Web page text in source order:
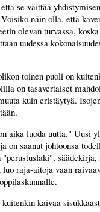
se väittää
näin olla, että
olevan turvassa,
uudessa
toinen puoli on
on tasavertaiset
kuin eristäytyä.
aika luoda uutta." Uusi
on saanut johtoonsa
säädekirja,
raja-aitoja vaan
kaivaa